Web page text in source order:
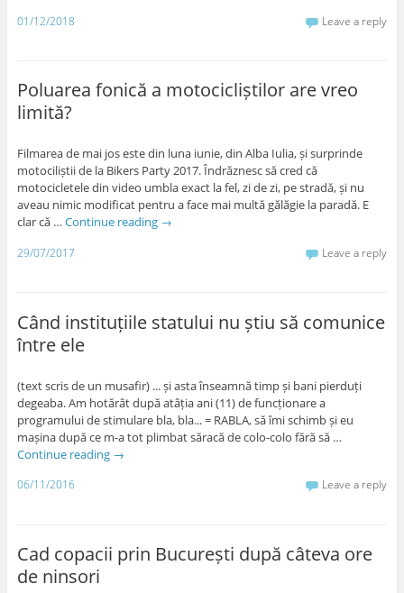
01/12/2018 Leave a reply
Poluarea fonică a motocicliștilor are vreo
limită?
Filmarea de mai jos este din luna iunie, din Alba Iulia, și surprinde
motociliștii de la Bikers Party 2017. Îndrăznesc să cred că
motocicletele din video umbla exact la fel, zi de zi, pe stradă, și nu
aveau nimic modificat pentru a face mai multă gălăgie la paradă. E
clar că … Continue reading →
29/07/2017 Leave a reply
Când instituțiile statului nu știu să comunice
între ele
(text scris de un musafir) ... și asta înseamnă timp și bani pierduți
degeaba. Am hotărât după atâția ani (11) de funcționare a
programului de stimulare bla, bla... = RABLA, să îmi schimb și eu
mașina după ce m-a tot plimbat săracă de colo-colo fără să …
Continue reading →
06/11/2016 Leave a reply
Cad copacii prin București după câteva ore
de ninsori